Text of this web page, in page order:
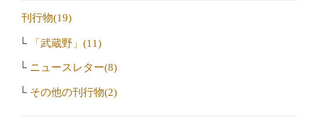
刊行物(19)
「武蔵野」(11)
ニュースレター(8)
その他の刊行物(2)